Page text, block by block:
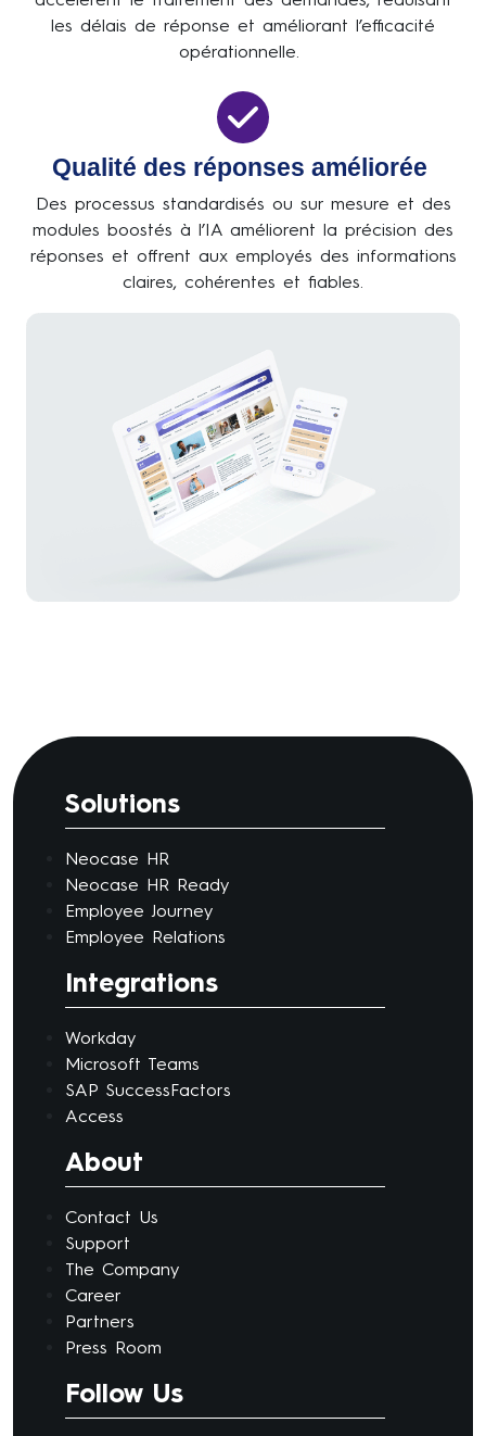
les délais de réponse et améliorant l’efficacité
opérationnelle.
Qualité des réponses améliorée
Des processus standardisés ou sur mesure et des
modules boostés à l’IA améliorent la précision des
réponses et offrent aux employés des informations
claires, cohérentes et fiables.
Solutions
Neocase HR
Neocase HR Ready
Employee Journey
Employee Relations
Integrations
Workday
Microsoft Teams
SAP SuccessFactors
Access
About
Contact Us
Support
The Company
Career
Partners
Press Room
Follow Us